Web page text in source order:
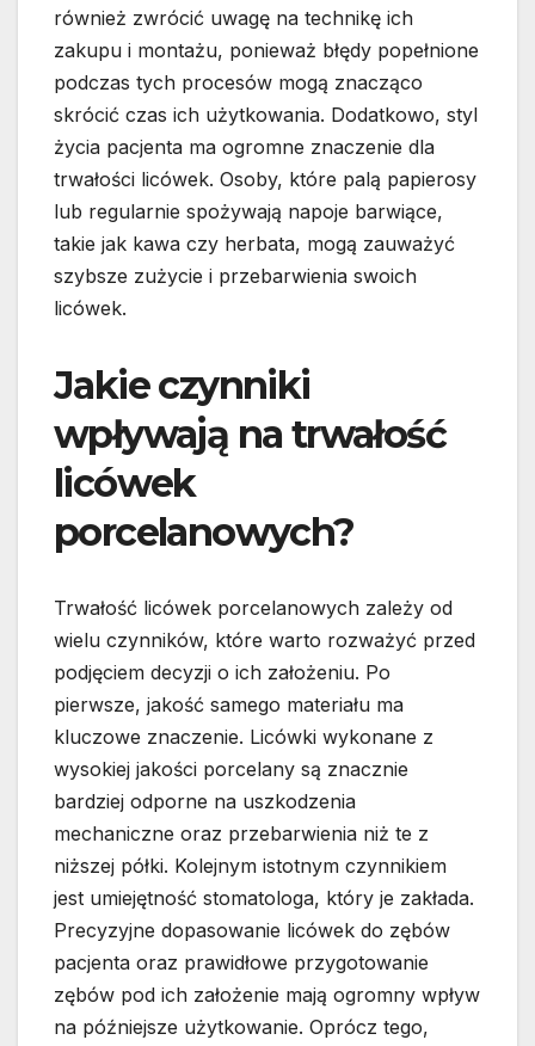
również zwrócić uwagę na technikę ich
zakupu i montażu, ponieważ błędy popełnione
podczas tych procesów mogą znacząco
skrócić czas ich użytkowania. Dodatkowo, styl
życia pacjenta ma ogromne znaczenie dla
trwałości licówek. Osoby, które palą papierosy
lub regularnie spożywają napoje barwiące,
takie jak kawa czy herbata, mogą zauważyć
szybsze zużycie i przebarwienia swoich
licówek.
Jakie czynniki
wpływają na trwałość
licówek
porcelanowych?
Trwałość licówek porcelanowych zależy od
wielu czynników, które warto rozważyć przed
podjęciem decyzji o ich założeniu. Po
pierwsze, jakość samego materiału ma
kluczowe znaczenie. Licówki wykonane z
wysokiej jakości porcelany są znacznie
bardziej odporne na uszkodzenia
mechaniczne oraz przebarwienia niż te z
niższej półki. Kolejnym istotnym czynnikiem
jest umiejętność stomatologa, który je zakłada.
Precyzyjne dopasowanie licówek do zębów
pacjenta oraz prawidłowe przygotowanie
zębów pod ich założenie mają ogromny wpływ
na późniejsze użytkowanie. Oprócz tego,